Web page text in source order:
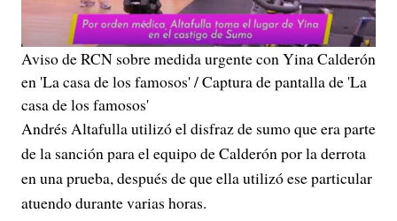
Aviso de RCN sobre medida urgente con Yina Calderón
en 'La casa de los famosos' / Captura de pantalla de 'La
casa de los famosos'
Andrés Altafulla utilizó el disfraz de sumo que era parte
de la sanción para el equipo de Calderón por la derrota
en una prueba, después de que ella utilizó ese particular
atuendo durante varias horas.